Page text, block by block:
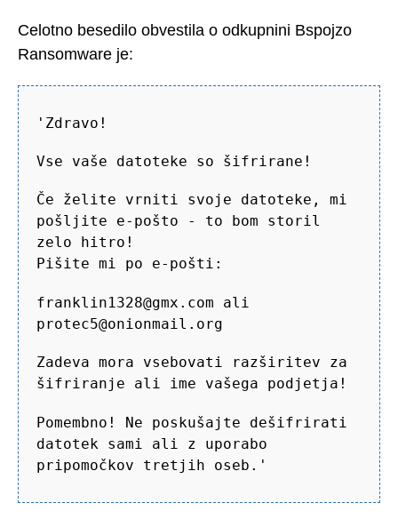
Celotno besedilo obvestila o odkupnini Bspojzo
Ransomware je:
'Zdravo!
Vse vaše datoteke so šifrirane!
Če želite vrniti svoje datoteke, mi
pošljite e-pošto - to bom storil
zelo hitro!
Pišite mi po e-pošti:
franklin1328@gmx.com ali
protec5@onionmail.org
Zadeva mora vsebovati razširitev za
šifriranje ali ime vašega podjetja!
Pomembno! Ne poskušajte dešifrirati
datotek sami ali z uporabo
pripomočkov tretjih oseb.'